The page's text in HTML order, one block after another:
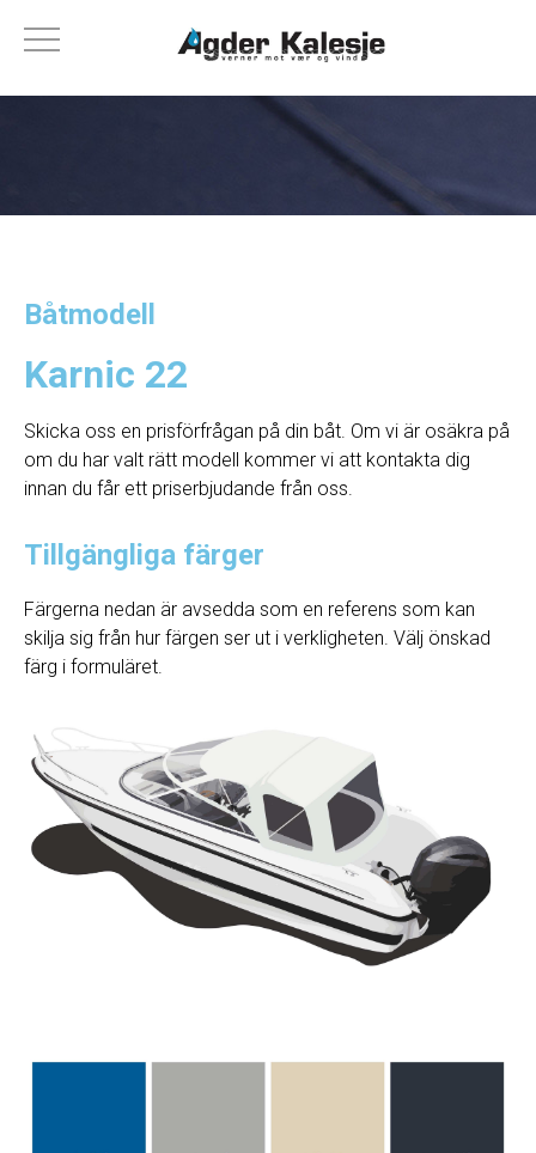
Båtmodell
Karnic 22
Skicka oss en prisförfrågan på din båt. Om vi ​​är osäkra på
om du har valt rätt modell kommer vi att kontakta dig
innan du får ett priserbjudande från oss.
Tillgängliga färger
Färgerna nedan är avsedda som en referens som kan
skilja sig från hur färgen ser ut i verkligheten. Välj önskad
färg i formuläret.